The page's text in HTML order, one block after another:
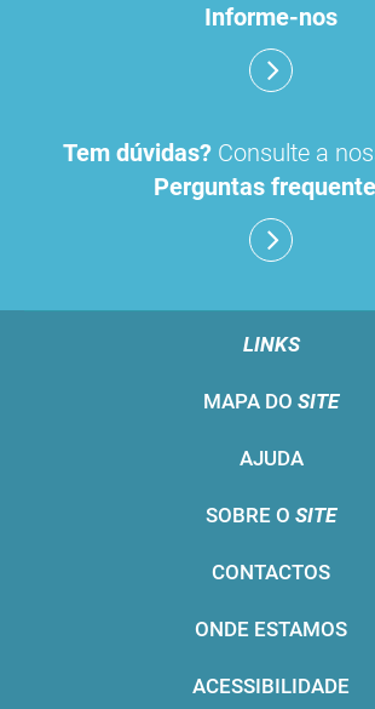
Informe-nos
Tem dúvidas? Consulte a
Perguntas
LINKS
MAPA DO SITE
AJUDA
SOBRE O SITE
CONTACTOS
ONDE ESTAMOS
ACESSIBILIDADE